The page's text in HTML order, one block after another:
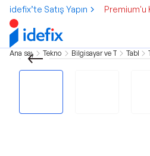
idefix’te Satış Yapın Premium'u
Ana sayfa Teknoloji Bilgisayar ve TabletTablet